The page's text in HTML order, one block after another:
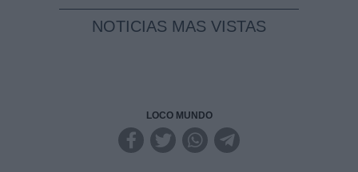
NOTICIAS MAS VISTAS
LOCO MUNDO